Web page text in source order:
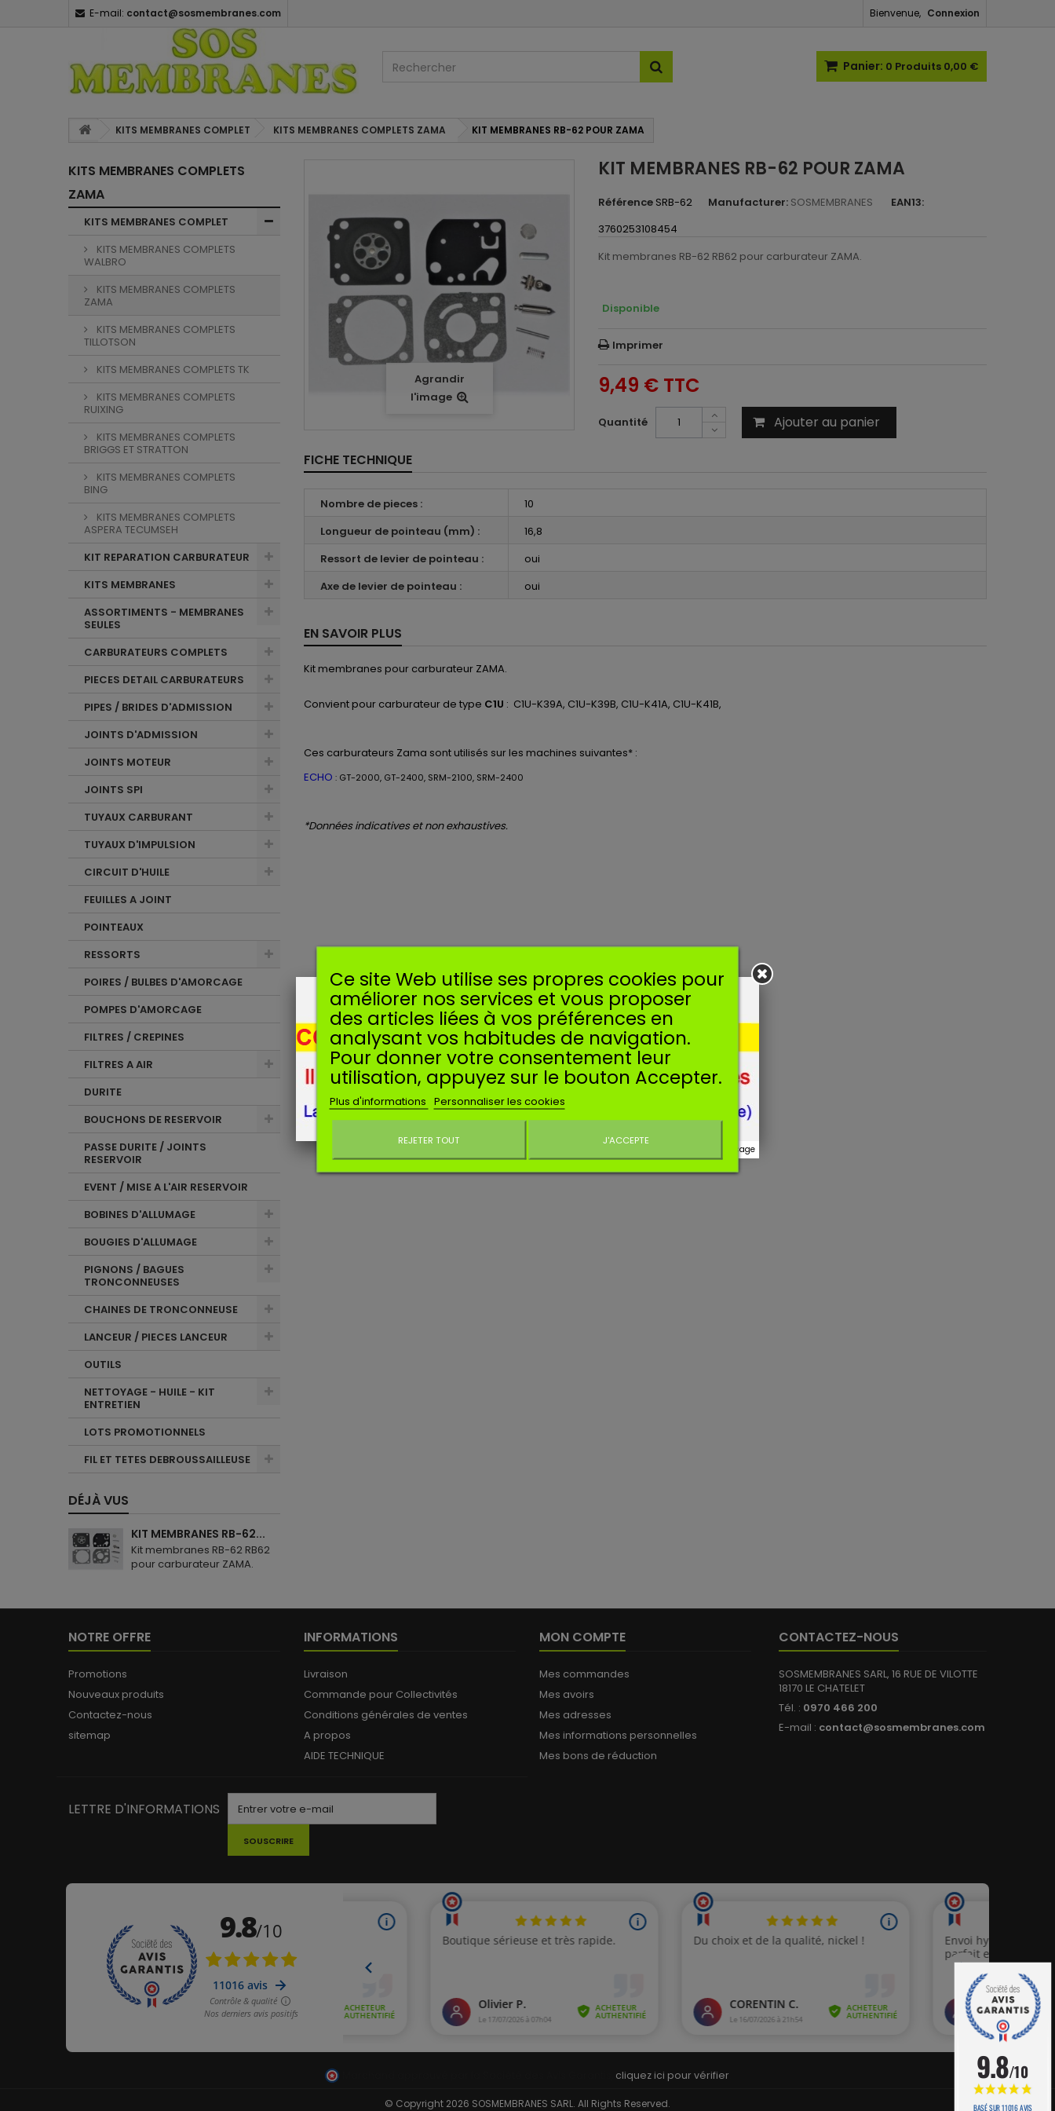
Bienvenue, Connexion
E-mail: contact@sosmembranes.com
Panier: 0 Produits 0,00 €
KITS MEMBRANES COMPLET KITS MEMBRANES COMPLETS ZAMA KIT MEMBRANES RB-62 POUR ZAMA
KITS MEMBRANES COMPLETS
ZAMA
KITS MEMBRANES COMPLET
KITS MEMBRANES COMPLETS
WALBRO
KITS MEMBRANES COMPLETS
ZAMA
KITS MEMBRANES COMPLETS
TILLOTSON
KITS MEMBRANES COMPLETS TK
KITS MEMBRANES COMPLETS
RUIXING
KITS MEMBRANES COMPLETS
BRIGGS ET STRATTON
KITS MEMBRANES COMPLETS
BING
KITS MEMBRANES COMPLETS
ASPERA TECUMSEH
KIT REPARATION CARBURATEUR
KITS MEMBRANES
ASSORTIMENTS - MEMBRANES
SEULES
CARBURATEURS COMPLETS
PIECES DETAIL CARBURATEURS
PIPES / BRIDES D'ADMISSION
JOINTS D'ADMISSION
JOINTS MOTEUR
JOINTS SPI
TUYAUX CARBURANT
TUYAUX D'IMPULSION
CIRCUIT D'HUILE
FEUILLES A JOINT
POINTEAUX
RESSORTS
POIRES / BULBES D'AMORCAGE
POMPES D'AMORCAGE
FILTRES / CREPINES
FILTRES A AIR
DURITE
BOUCHONS DE RESERVOIR
PASSE DURITE / JOINTS
RESERVOIR
EVENT / MISE A L'AIR RESERVOIR
BOBINES D'ALLUMAGE
BOUGIES D'ALLUMAGE
PIGNONS / BAGUES
TRONCONNEUSES
CHAINES DE TRONCONNEUSE
LANCEUR / PIECES LANCEUR
OUTILS
NETTOYAGE - HUILE - KIT
ENTRETIEN
LOTS PROMOTIONNELS
FIL ET TETES DEBROUSSAILLEUSE
DÉJÀ VUS
KIT MEMBRANES RB-62...
Kit membranes RB-62 RB62
pour carburateur ZAMA.
Agrandir
l'image
KIT MEMBRANES RB-62 POUR ZAMA
Référence SRB-62 Manufacturer: SOSMEMBRANES
EAN13:
3760253108454
Kit membranes RB-62 RB62 pour carburateur ZAMA.
Disponible
Imprimer
9,49 € TTC
Quantité Ajouter au panier
FICHE TECHNIQUE
Nombre de pieces :
10
Longueur de pointeau (mm) :
16,8
Ressort de levier de pointeau :
oui
Axe de levier de pointeau :
oui
EN SAVOIR PLUS
Kit membranes pour carburateur ZAMA.
Convient pour carburateur de type C1U : C1U-K39A, C1U-K39B, C1U-K41A, C1U-K41B,
Ces carburateurs Zama sont utilisés sur les machines suivantes* :
ECHO : GT-2000, GT-2400, SRM-2100, SRM-2400
*Données indicatives et non exhaustives.
NOTRE OFFRE
Promotions
Nouveaux produits
Contactez-nous
sitemap
INFORMATIONS
Livraison
Commande pour Collectivités
Conditions générales de ventes
A propos
AIDE TECHNIQUE
© Copyright 2026 SOSMEMBRANES SARL. All Rights Reserved.
MON COMPTE
Mes commandes
Mes avoirs
Mes adresses
Mes informations personnelles
Mes bons de réduction
CONTACTEZ-NOUS
SOSMEMBRANES SARL, 16 RUE DE VILOTTE
18170 LE CHATELET
Tél. : 0970 466 200
E-mail : contact@sosmembranes.com
LETTRE D'INFORMATIONS
SOUSCRIRE
Ce site Web utilise ses propres cookies pour
améliorer nos services et vous proposer
des articles liées à vos préférences en
analysant vos habitudes de navigation.
Pour donner votre consentement leur
utilisation, appuyez sur le bouton Accepter.
Plus d'informations Personnaliser les cookies
REJETER TOUT J'ACCEPTE
cliquez ici pour vérifier 9.8/10
BASÉ SUR 11016 AVIS
Ne plus afficher ce message